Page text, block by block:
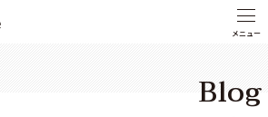
Blog